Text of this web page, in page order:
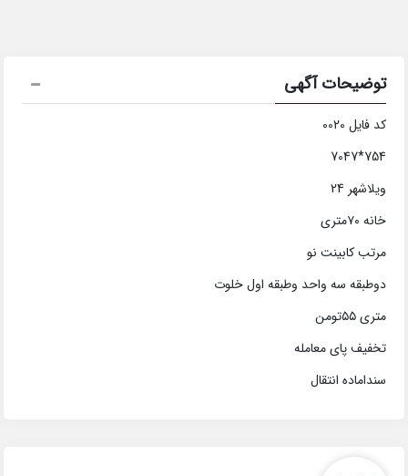
توضیحات آگهی
کد فایل 0020
754*7047
ویلاشهر 24
خانه ۷۰متری
مرتب کابینت نو
دوطبقه سه واحد وطبقه اول خلوت
متری ۵۵تومن
تخفیف پای معامله
سنداماده انتقال